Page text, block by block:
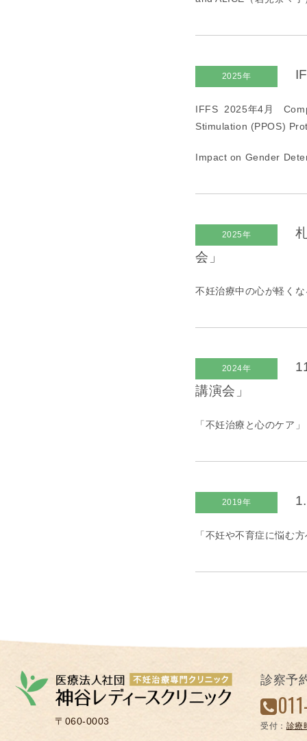
2025年
IFFS 2025年4 月
Stimulation (PPOS)
Impact on Gender
2025年
会」
不妊治療中の心が軽く
2024年
講演会」
「不妊治療と心のケア
2019年
「不妊や不育症に悩む
〒060-0003
診察予
受付： 診療